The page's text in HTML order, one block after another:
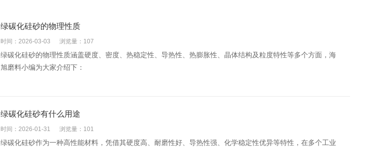
绿碳化硅砂的物理性质
时间：2026-03-03 浏览量：107
绿碳化硅砂的物理性质涵盖硬度、密度、热稳定性、导热性、热膨胀性、晶体结构及粒度特性等多个方面，海
旭磨料小编为大家介绍下：
绿碳化硅砂有什么用途
时间：2026-01-31 浏览量：101
绿碳化硅砂作为一种高性能材料，凭借其硬度高、耐磨性好、导热性强、化学稳定性优异等特性，在多个工业